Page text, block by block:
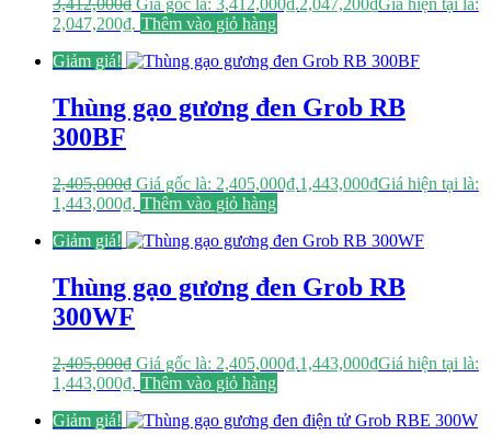
3,412,000₫ Giá gốc là: 3,412,000₫.2,047,200₫Giá hiện tại là:
2,047,200₫. Thêm vào giỏ hàng
Giảm giá!
Thùng gạo gương đen Grob RB
300BF
2,405,000₫ Giá gốc là: 2,405,000₫.1,443,000₫Giá hiện tại là:
1,443,000₫. Thêm vào giỏ hàng
Giảm giá!
Thùng gạo gương đen Grob RB
300WF
2,405,000₫ Giá gốc là: 2,405,000₫.1,443,000₫Giá hiện tại là:
1,443,000₫. Thêm vào giỏ hàng
Giảm giá!